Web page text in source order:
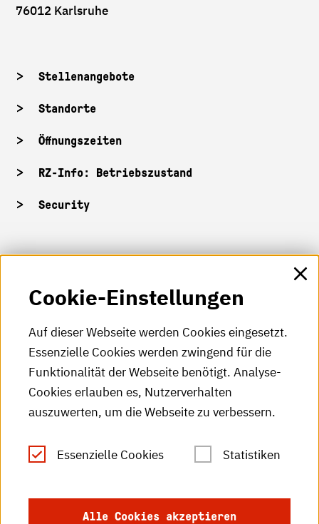
76012 Karlsruhe
Stellenangebote
Standorte
Öffnungszeiten
RZ-Info: Betriebszustand
Security
HKA-Shop
HKA-Videos
HKA-Podcast
HKA-Publikationen
RSS-Feed
Leichte Sprache
Cookie-Einstellungen
Auf dieser Webseite werden Cookies eingesetzt.
Essenzielle Cookies werden zwingend für die
Funktionalität der Webseite benötigt. Analyse-
Cookies erlauben es, Nutzerverhalten
auszuwerten, um die Webseite zu verbessern.
Essenzielle Cookies Statistiken
Alle Cookies akzeptieren